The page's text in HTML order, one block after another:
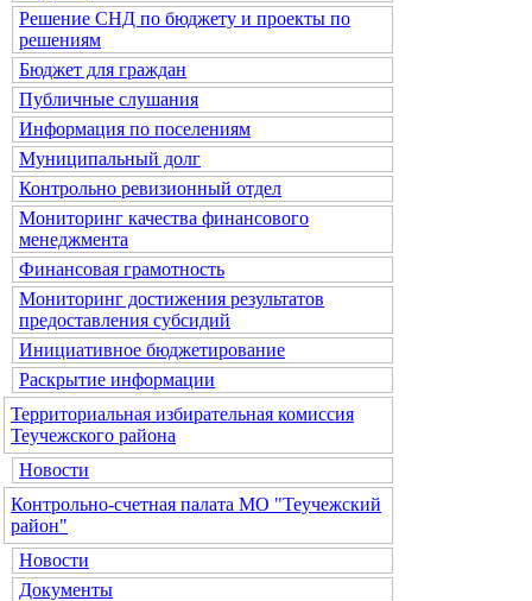
Решение СНД по бюджету и проекты по
решениям
Бюджет для граждан
Публичные слушания
Информация по поселениям
Муниципальный долг
Контрольно ревизионный отдел
Мониторинг качества финансового
менеджмента
Финансовая грамотность
Мониторинг достижения результатов
предоставления субсидий
Инициативное бюджетирование
Раскрытие информации
Территориальная избирательная комиссия
Теучежского района
Новости
Контрольно-счетная палата МО "Теучежский
район"
Новости
Документы